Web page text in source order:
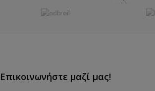
Επικοινωνήστε μαζί μας!